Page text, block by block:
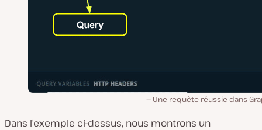
Une requête réussie dans
Dans l’exemple ci-dessus, nous montrons un